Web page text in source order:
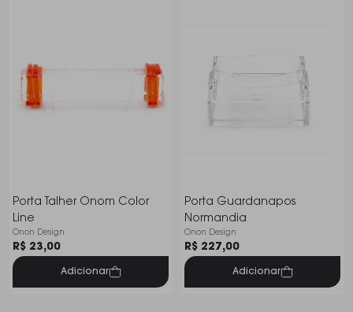
Porta Talher Onom Color
Line
Onon Design
R$ 23,00
Adicionar
Porta Guardanapos
Normandia
Onon Design
R$ 227,00
Adicionar